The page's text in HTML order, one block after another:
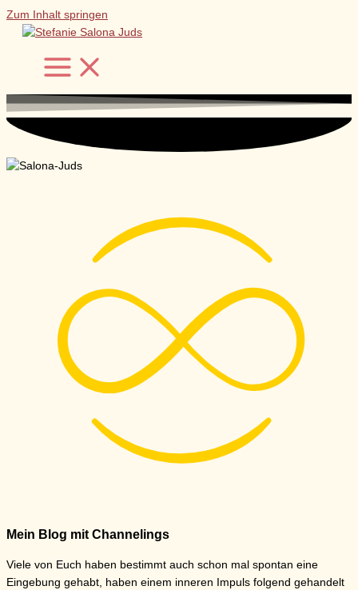
Zum Inhalt springen
Mein Blog mit Channelings​
Viele von Euch haben bestimmt auch schon mal spontan eine
Eingebung gehabt, haben einem inneren Impuls folgend gehandelt